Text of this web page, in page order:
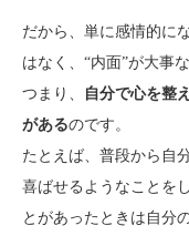
だから、単に感情的に
はなく、“内面”が大事
つまり、
自分で心を整
があるのです。
たとえば、普段から自
喜ばせるようなことを
とがあったときは自分